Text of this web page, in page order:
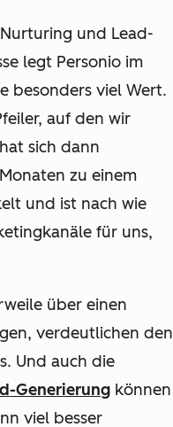
und Lead-
legt Personio im
besonders viel Wert.
auf den wir
sich dann
zu einem
und ist nach wie
für uns,
über einen
verdeutlichen den
Und auch die
Generierung können
viel besser